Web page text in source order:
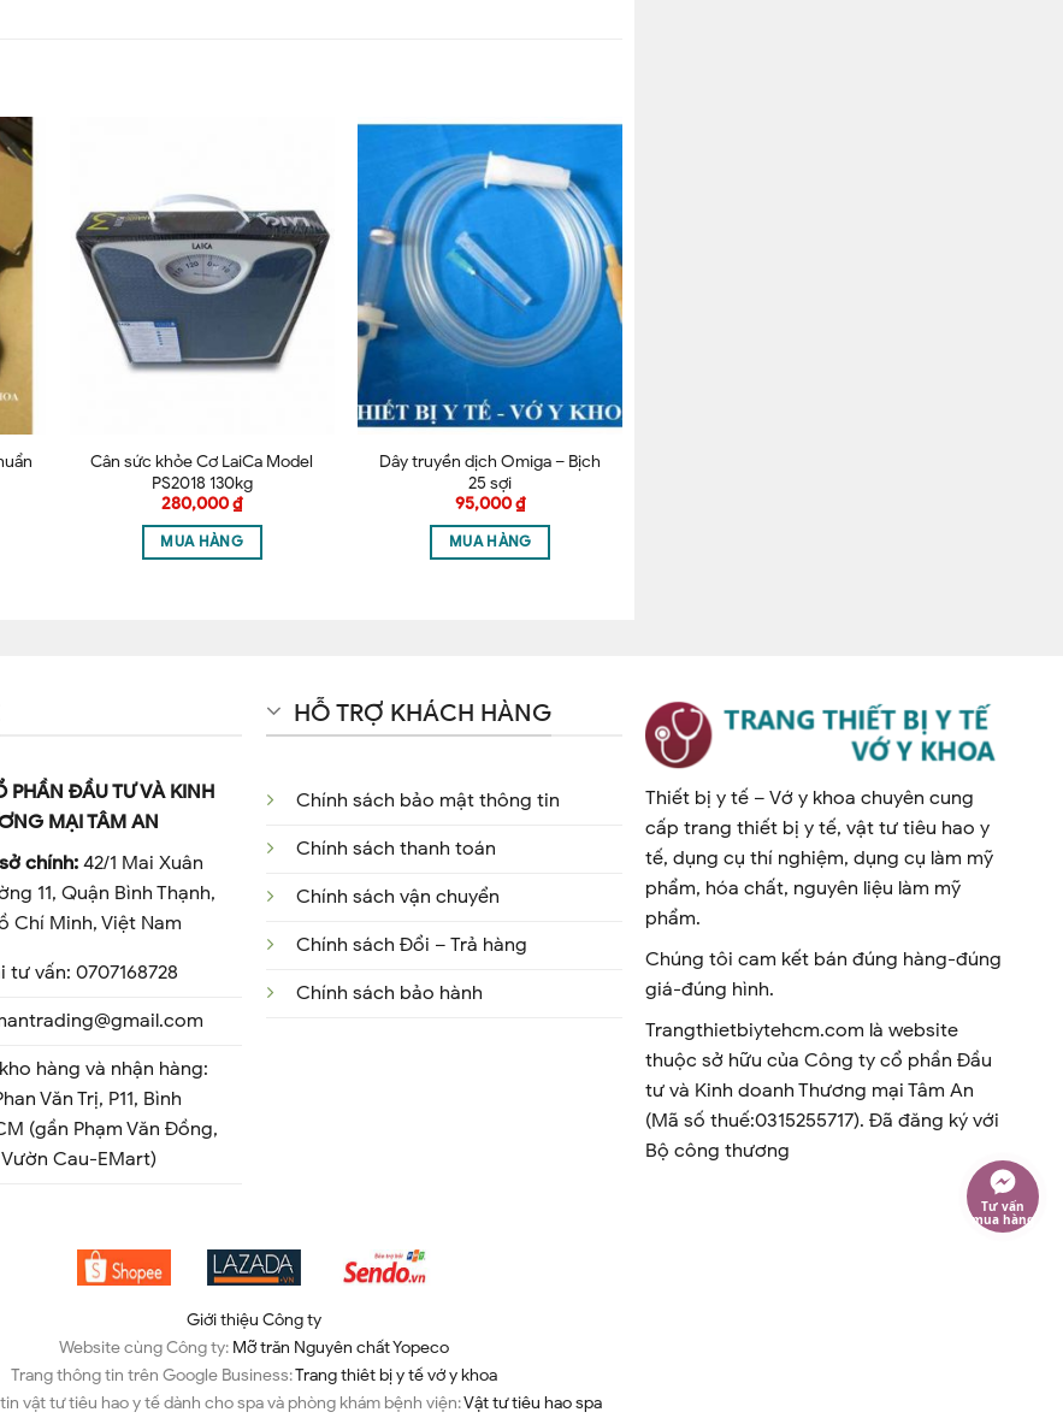
Cân sức khỏe Cơ LaiCa Model
PS2018 130kg
280,000₫
MUA HÀNG
Dây truyền dịch Omiga – Bịch
25 sợi
95,000₫
MUA HÀNG
PHẦN ĐẦU TƯ VÀ KINH
MẠI TÂM AN
chính: 42/1 Mai Xuân
11, Quận Bình Thạnh,
Chí Minh, Việt Nam
vấn: 0707168728
hàng và nhận hàng:
Văn Trị, P11, Bình
(gần Phạm Văn Đồng,
Cau-EMart)
HỖ TRỢ KHÁCH HÀNG
Chính sách bảo mật thông tin
Chính sách thanh toán
Chính sách vận chuyển
Chính sách Đổi – Trả hàng
Chính sách bảo hành
Thiết bị y tế – Vớ y khoa chuyên cung
cấp trang thiết bị y tế, vật tư tiêu hao y
tế, dụng cụ thí nghiệm, dụng cụ làm mỹ
phẩm, hóa chất, nguyên liệu làm mỹ
phẩm.
Chúng tôi cam kết bán đúng hàng-đúng
giá-đúng hình.
Trangthietbiytehcm.com là website
thuộc sở hữu của Công ty cổ phần Đầu
tư và Kinh doanh Thương mại Tâm An
(Mã số thuế:0315255717). Đã đăng ký với
Bộ công thương
Giới thiệu Công ty
Website cùng Công ty: Mỡ trăn Nguyên chất Yopeco
Trang thông tin trên Google Business:Trang thiêt bị y tế vớ y khoa
vật tư tiêu hao y tế dành cho spa và phòng khám bệnh viện:Vật tư tiêu hao spa
Tư vấn
mua hàng